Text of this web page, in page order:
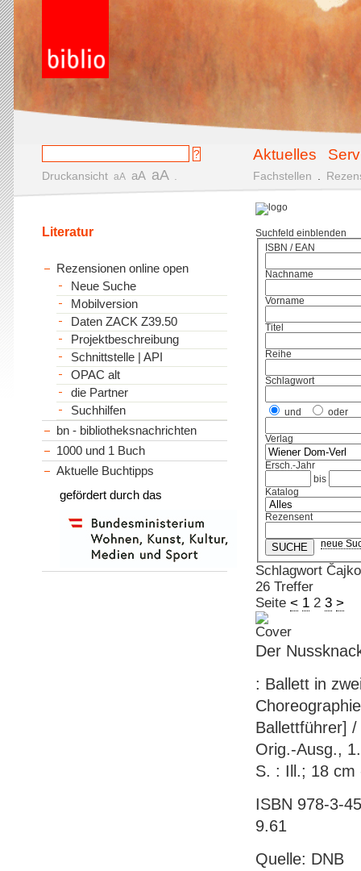
Aktuelles
Druckansicht aA aA aA Fachstellen
Suchfeld einblenden
ISBN / EAN
Nachname
Vorname
Titel
Reihe
Schlagwort
und oder
Verlag
Ersch.-Jahr
bis
Katalog
Rezensent
neue
Schlagwort
26 Treffer
Seite < 1 2 3 >
Der
: Ballett in
Ballettführer]
Orig.-Ausg.,
S. : Ill.; 18 cm
ISBN 978-3-
9.61
Quelle: DNB
Literatur
Rezensionen online open
Neue Suche
Mobilversion
Daten ZACK Z39.50
Projektbeschreibung
Schnittstelle | API
OPAC alt
die Partner
Suchhilfen
bn - bibliotheksnachrichten
1000 und 1 Buch
Aktuelle Buchtipps
gefördert durch das